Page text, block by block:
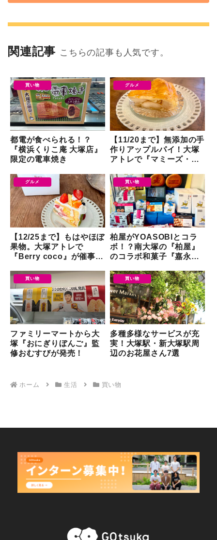
関連記事 こちらの記事も人気です。
買い物
都電が食べられる！？
『横浜くりこ庵 大塚店』
限定の電車焼き
グルメ
【11/20まで】無添加の手
作りアップルパイ！大塚
アトレで『マミーズ・ア
店
グルメ
【12/25まで】もはやほぼ
果物。大塚アトレで
『Berry coco』が催事出
買い物
柏屋がYOASOBIとコラ
ボ！？南大塚の『柏屋』
のコラボ和菓子『嘉永
買い物
ファミリーマートから大
塚『おにぎりぼんご』監
修おむすびが発売！
買い物
多種多様なサービスが充
実！大塚駅・新大塚駅周
辺のお花屋さん7選
ホーム 生活 買い物